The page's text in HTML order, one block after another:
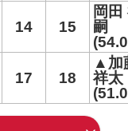
14 15
岡田
嗣
17 18
▲加
祥太